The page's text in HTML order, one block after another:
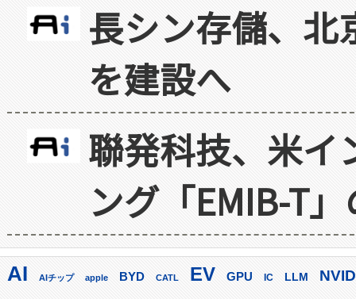
長シン存儲、北
を建設へ
聯発科技、米イ
ング「EMIB-T
AI AIチップ apple BYD CATL EV GPU IC LLM